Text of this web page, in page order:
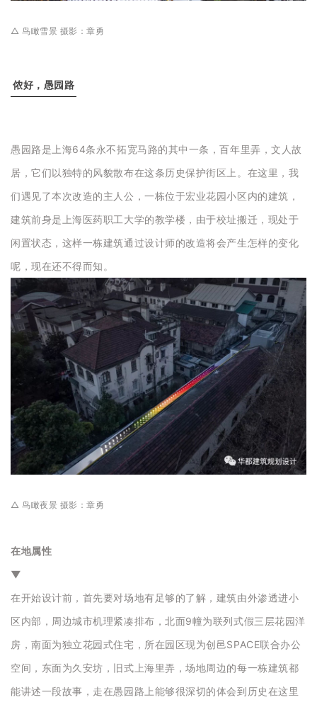
△ 鸟瞰雪景 摄影：章勇
侬好，愚园路
愚园路是上海64条永不拓宽马路的其中一条，百年里弄，文人故
居，它们以独特的风貌散布在这条历史保护街区上。在这里，我
们遇见了本次改造的主人公，一栋位于宏业花园小区内的建筑，
建筑前身是上海医药职工大学的教学楼，由于校址搬迁，现处于
闲置状态，这样一栋建筑通过设计师的改造将会产生怎样的变化
呢，现在还不得而知。
△ 鸟瞰夜景 摄影：章勇
在地属性
▼
在开始设计前，首先要对场地有足够的了解，建筑由外渗透进小
区内部，周边城市机理紧凑排布，北面9幢为联列式假三层花园洋
房，南面为独立花园式住宅，所在园区现为创邑SPACE联合办公
空间，东面为久安坊，旧式上海里弄，场地周边的每一栋建筑都
能讲述一段故事，走在愚园路上能够很深切的体会到历史在这里